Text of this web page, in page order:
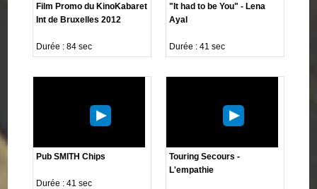
Film Promo du KinoKabaret
Int de Bruxelles 2012
Durée : 84 sec
"It had to be You" - Lena
Ayal
Durée : 41 sec
Pub SMITH Chips
Durée : 41 sec
Touring Secours -
L'empathie